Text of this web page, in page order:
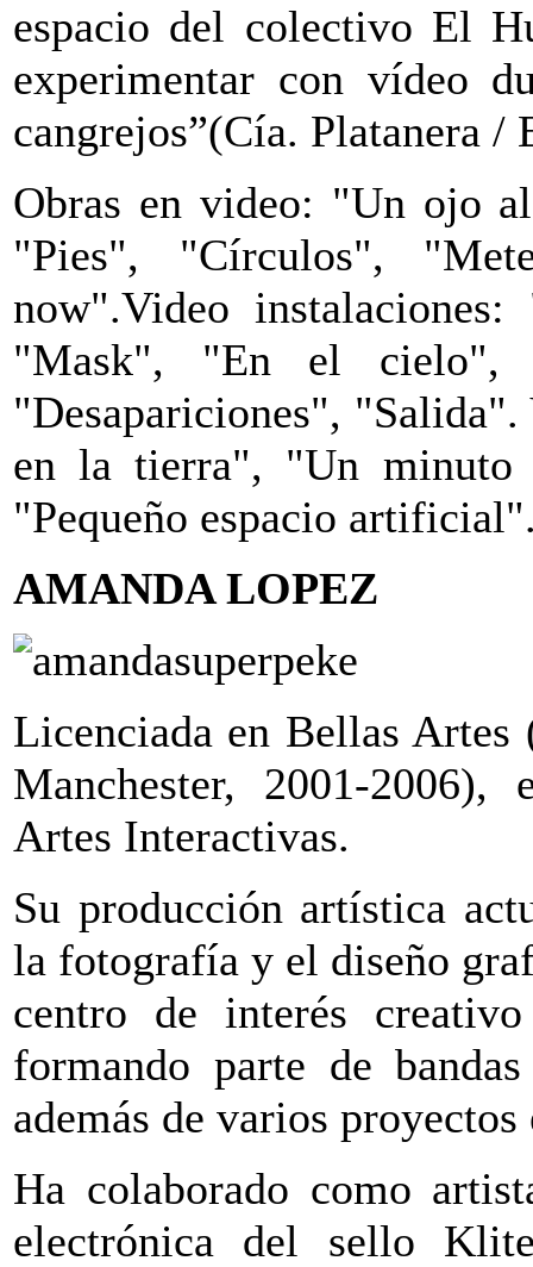
espacio del colectivo El
experimentar con vídeo
cangrejos”(Cía. Platanera /
Obras en video: "Un ojo
"Pies", "Círculos",
now".Video
"Mask", "En el cielo",
"Desapariciones",
en la tierra", "Un minuto
"Pequeño espacio
AMANDA LOPEZ
Licenciada en Bellas
Manchester, 2001-2006),
Artes Interactivas.
Su producción artística
la fotografía y el diseño
centro de interés
formando parte de
además de varios
Ha colaborado como
electrónica del sello